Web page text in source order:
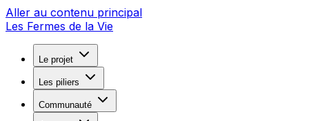
Aller au contenu principal
Les Fermes de la Vie
Le projet
Les piliers
Communauté